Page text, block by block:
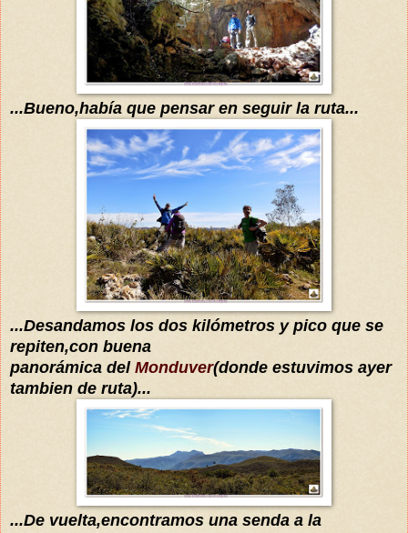
...Bueno,había que pensar en seguir la ruta...
...Desandamos los dos kilómetros y pico que se
repiten,con buena
panorámica del Monduver(donde estuvimos ayer
tambien de ruta)...
...De vuelta,encontramos una senda a la